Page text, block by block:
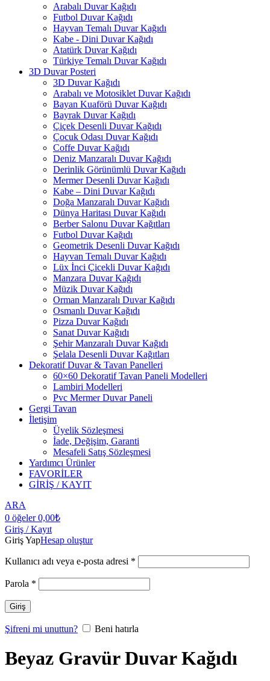
Arabalı Duvar Kağıdı
Futbol Duvar Kağıdı
Hayvan Temalı Duvar Kağıdı
Kabe - Dini Duvar Kağıdı
Atatürk Duvar Kağıdı
Türkiye Temalı Duvar Kağıdı
3D Duvar Posteri
3D Duvar Kağıdı
Arabalı ve Motosiklet Duvar Kağıdı
Bayan Kuaförü Duvar Kağıdı
Bayrak Duvar Kağıdı
Çiçek Desenli Duvar Kağıdı
Çocuk Odası Duvar Kağıdı
Coffe Duvar Kağıdı
Deniz Manzaralı Duvar Kağıdı
Derinlik Görünümlü Duvar Kağıdı
Mermer Desenli Duvar Kağıdı
Kabe – Dini Duvar Kağıdı
Doğa Manzaralı Duvar Kağıdı
Dünya Haritası Duvar Kağıdı
Berber Salonu Duvar Kağıtları
Futbol Duvar Kağıdı
Geometrik Desenli Duvar Kağıdı
Hayvan Temalı Duvar Kağıdı
Lüx İnci Çicekli Duvar Kağıdı
Manzara Duvar Kağıdı
Müzik Duvar Kağıdı
Orman Manzaralı Duvar Kağıdı
Osmanlı Duvar Kağıdı
Pizza Duvar Kağıdı
Sanat Duvar Kağıdı
Şehir Manzaralı Duvar Kağıdı
Şelala Desenli Duvar Kağıtları
Dekoratif Duvar & Tavan Panelleri
60×60 Dekoratif Tavan Paneli Modelleri
Lambiri Modelleri
Pvc Mermer Duvar Paneli
Gergi Tavan
İletişim
Üyelik Sözleşmesi
İade, Değişim, Garanti
Mesafeli Satış Sözleşmesi
Yardımcı Ürünler
FAVORİLER
GİRİŞ / KAYIT
ARA
0 öğeler 0,00₺
Giriş / Kayıt
Giriş YapHesap oluştur
Kullanıcı adı veya e-posta adresi *
Parola *
Giriş
Şifreni mi unuttun? Beni hatırla
Beyaz Gravür Duvar Kağıdı